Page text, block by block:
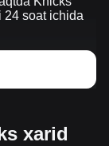
24 soat ichida
xarid